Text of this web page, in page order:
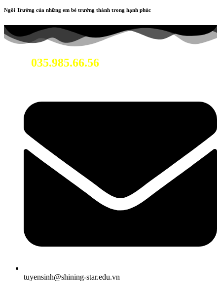
Ngôi Trường của những em bé trưởng thành trong hạnh phúc
035.985.66.56
tuyensinh@shining-star.edu.vn